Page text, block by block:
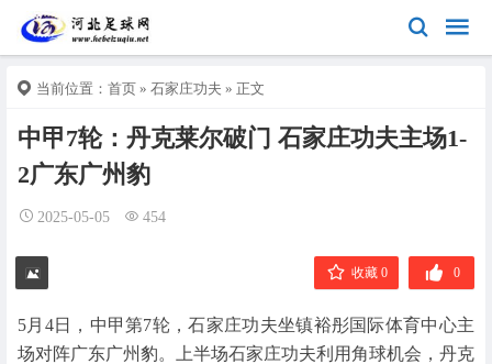
当前位置： 首页 » 石家庄功夫 » 正文
中甲7轮：丹克莱尔破门 石家庄功夫主场1-
2广东广州豹
2025-05-05 454
收藏 0 0
5月4日，中甲第7轮，石家庄功夫坐镇裕彤国际体育中心主
场对阵广东广州豹。上半场石家庄功夫利用角球机会，丹克